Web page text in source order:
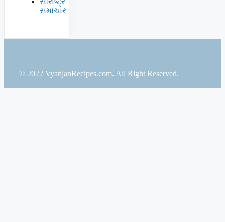
સમાચાર
© 2022 VyanjanRecipes.com. All Right Reserved.